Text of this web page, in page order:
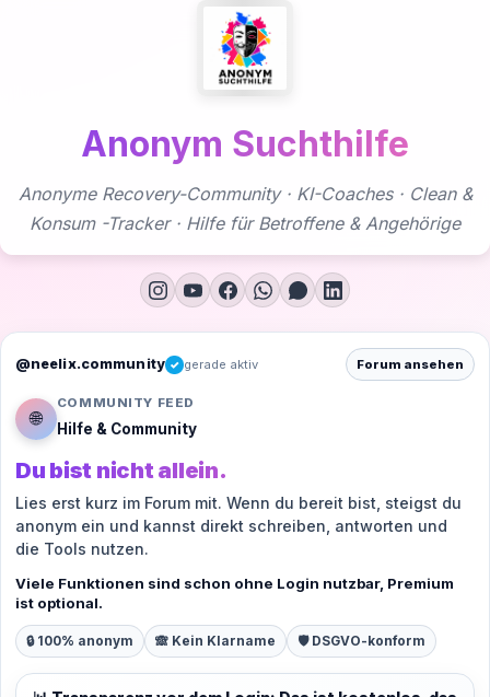
Anonym Suchthilfe
Anonyme Recovery-Community · KI-Coaches · Clean &
Konsum -Tracker · Hilfe für Betroffene & Angehörige
@neelix.community ✓ gerade aktiv Forum ansehen
🌐
COMMUNITY FEED
Hilfe & Community
Du bist nicht allein.
Lies erst kurz im Forum mit. Wenn du bereit bist, steigst du
anonym ein und kannst direkt schreiben, antworten und
die Tools nutzen.
Viele Funktionen sind schon ohne Login nutzbar, Premium
ist optional.
🔒 100% anonym 🙈 Kein Klarname 🛡️ DSGVO-konform